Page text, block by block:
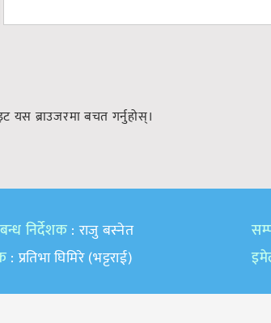
यस ब्राउजरमा बचत गर्नुहोस्।
निर्देशक : राजु बस्नेत
: प्रतिभा घिमिरे (भट्टराई)